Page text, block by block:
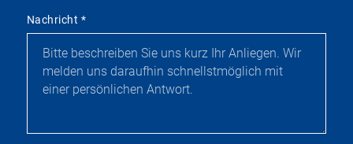
Nachricht *